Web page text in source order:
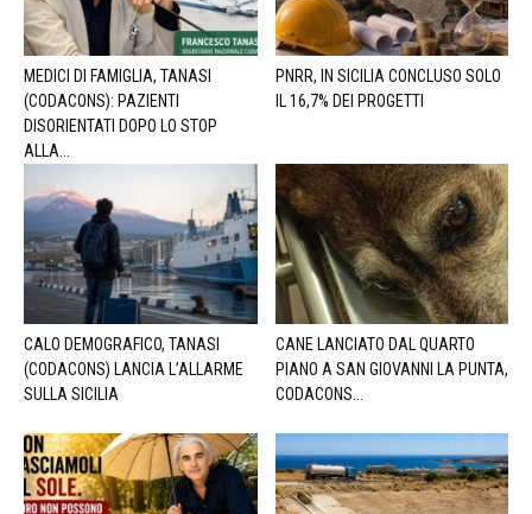
MEDICI DI FAMIGLIA, TANASI
(CODACONS): PAZIENTI
DISORIENTATI DOPO LO STOP
ALLA...
PNRR, IN SICILIA CONCLUSO SOLO
IL 16,7% DEI PROGETTI
CALO DEMOGRAFICO, TANASI
(CODACONS) LANCIA L’ALLARME
SULLA SICILIA
CANE LANCIATO DAL QUARTO
PIANO A SAN GIOVANNI LA PUNTA,
CODACONS...